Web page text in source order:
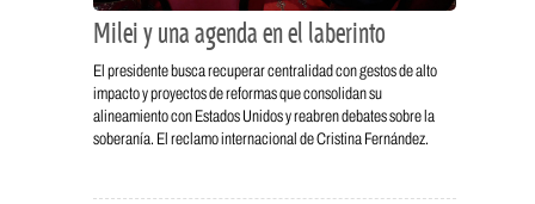
Milei y una agenda en el laberinto
El presidente busca recuperar centralidad con gestos de alto
impacto y proyectos de reformas que consolidan su
alineamiento con Estados Unidos y reabren debates sobre la
soberanía. El reclamo internacional de Cristina Fernández.